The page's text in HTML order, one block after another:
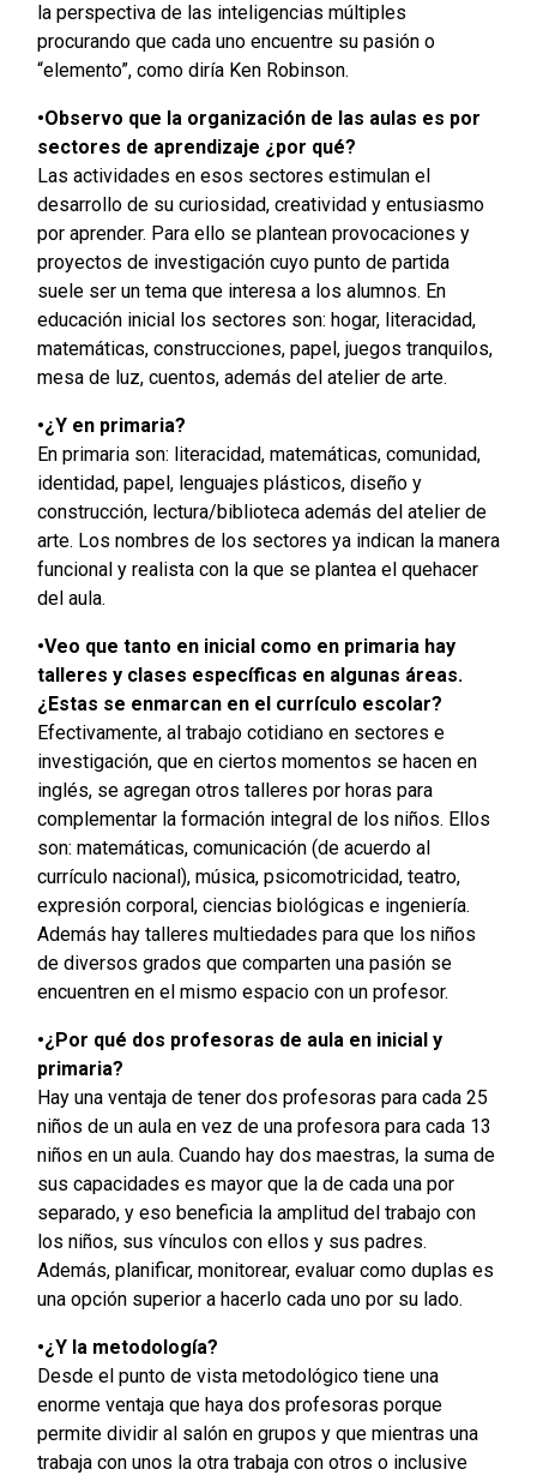
la perspectiva de las inteligencias múltiples
procurando que cada uno encuentre su pasión o
“elemento”, como diría Ken Robinson.
•Observo que la organización de las aulas es por
sectores de aprendizaje ¿por qué?
Las actividades en esos sectores estimulan el
desarrollo de su curiosidad, creatividad y entusiasmo
por aprender. Para ello se plantean provocaciones y
proyectos de investigación cuyo punto de partida
suele ser un tema que interesa a los alumnos. En
educación inicial los sectores son: hogar, literacidad,
matemáticas, construcciones, papel, juegos tranquilos,
mesa de luz, cuentos, además del atelier de arte.
•¿Y en primaria?
En primaria son: literacidad, matemáticas, comunidad,
identidad, papel, lenguajes plásticos, diseño y
construcción, lectura/biblioteca además del atelier de
arte. Los nombres de los sectores ya indican la manera
funcional y realista con la que se plantea el quehacer
del aula.
•Veo que tanto en inicial como en primaria hay
talleres y clases específicas en algunas áreas.
¿Estas se enmarcan en el currículo escolar?
Efectivamente, al trabajo cotidiano en sectores e
investigación, que en ciertos momentos se hacen en
inglés, se agregan otros talleres por horas para
complementar la formación integral de los niños. Ellos
son: matemáticas, comunicación (de acuerdo al
currículo nacional), música, psicomotricidad, teatro,
expresión corporal, ciencias biológicas e ingeniería.
Además hay talleres multiedades para que los niños
de diversos grados que comparten una pasión se
encuentren en el mismo espacio con un profesor.
•¿Por qué dos profesoras de aula en inicial y
primaria?
Hay una ventaja de tener dos profesoras para cada 25
niños de un aula en vez de una profesora para cada 13
niños en un aula. Cuando hay dos maestras, la suma de
sus capacidades es mayor que la de cada una por
separado, y eso beneficia la amplitud del trabajo con
los niños, sus vínculos con ellos y sus padres.
Además, planificar, monitorear, evaluar como duplas es
una opción superior a hacerlo cada uno por su lado.
•¿Y la metodología?
Desde el punto de vista metodológico tiene una
enorme ventaja que haya dos profesoras porque
permite dividir al salón en grupos y que mientras una
trabaja con unos la otra trabaja con otros o inclusive